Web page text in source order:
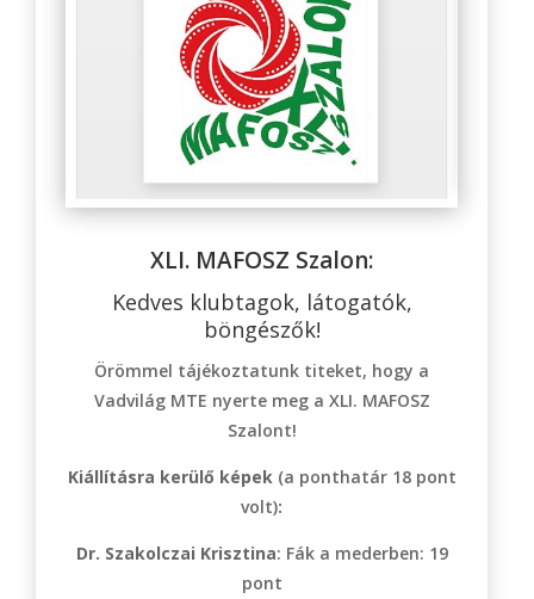
XLI. MAFOSZ Szalon:
Kedves klubtagok, látogatók,
böngészők!
Örömmel tájékoztatunk titeket, hogy a
Vadvilág MTE nyerte meg a XLI. MAFOSZ
Szalont!
Kiállításra kerülő képek (a ponthatár 18 pont
volt):
Dr. Szakolczai Krisztina: Fák a mederben: 19
pont